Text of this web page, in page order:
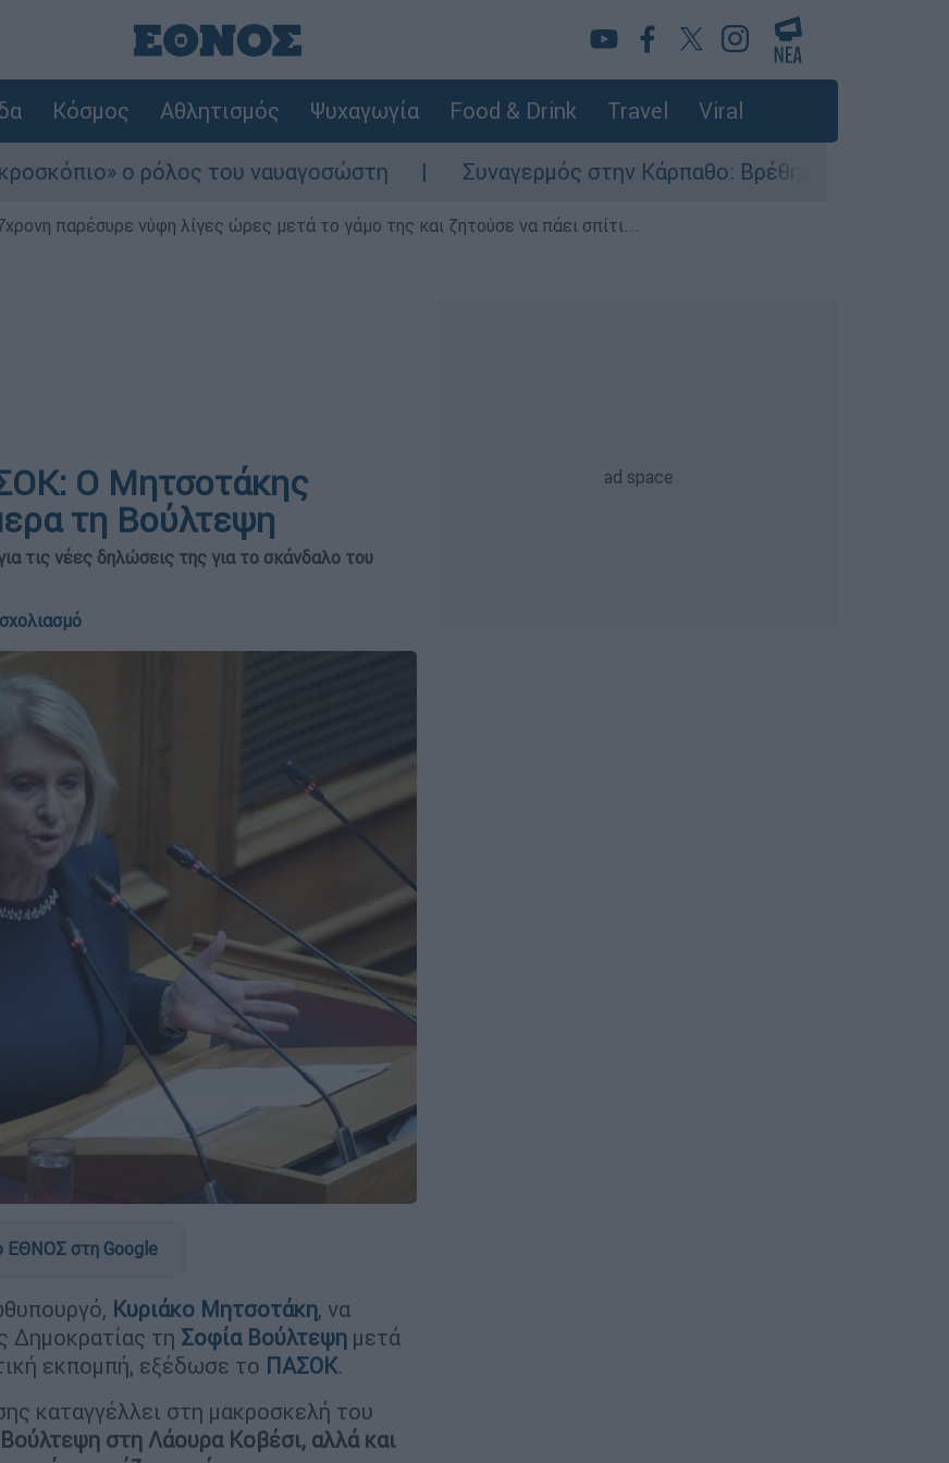
Κόσμος Αθλητισμός Ψυχαγωγία Food & Drink Travel Viral
ρόλος του ναυαγοσώστη Συναγερμός στην Κάρπαθο: Βρέθηκαν παλιά πυρομαχικά
παρέσυρε νύφη λίγες ώρες μετά το γάμο της και ζητούσε να πάει σπίτι...
Ο Μητσοτάκης
τη Βούλτεψη
τις νέες δηλώσεις της για το σκάνδαλο του
ΕΘΝΟΣ στη Google
Κυριάκο Μητσοτάκη, να
Δημοκρατίας τη Σοφία Βούλτεψη μετά
εκπομπή, εξέδωσε το ΠΑΣΟΚ.
καταγγέλλει στη μακροσκελή του
στη Λάουρα Κοβέσι, αλλά και